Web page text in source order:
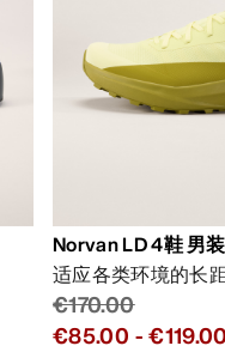
Norvan LD 4鞋 男装
适应各类环境的长
€170.00
€85.00 -